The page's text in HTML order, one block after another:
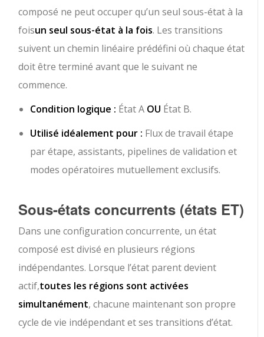
composé ne peut occuper qu’un seul sous-état à la
foisun seul sous-état à la fois. Les transitions
suivent un chemin linéaire prédéfini où chaque état
doit être terminé avant que le suivant ne
commence.
Condition logique : État A OU État B.
Utilisé idéalement pour : Flux de travail étape
par étape, assistants, pipelines de validation et
modes opératoires mutuellement exclusifs.
Sous-états concurrents (états ET)
Dans une configuration concurrente, un état
composé est divisé en plusieurs régions
indépendantes. Lorsque l’état parent devient
actif,toutes les régions sont activées
simultanément, chacune maintenant son propre
cycle de vie indépendant et ses transitions d’état.